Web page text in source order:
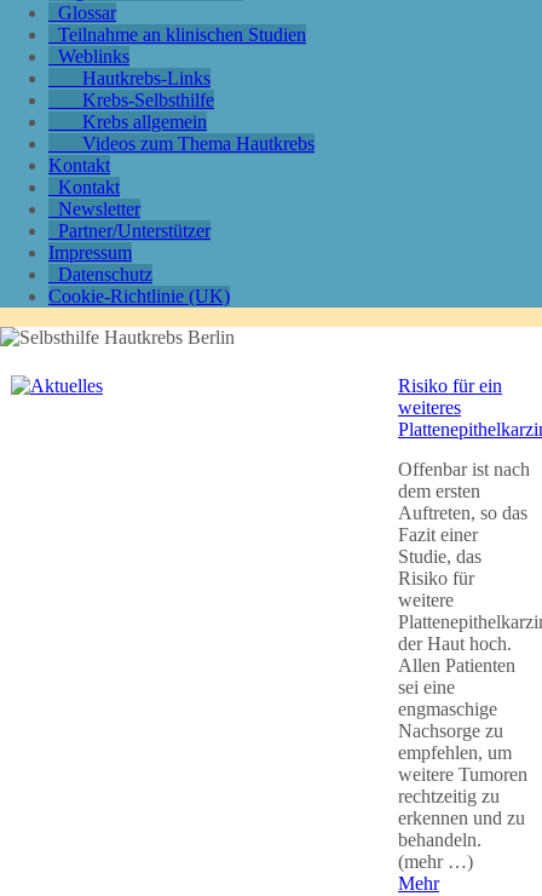
Glossar
Teilnahme an klinischen Studien
Weblinks
Hautkrebs-Links
Krebs-Selbsthilfe
Krebs allgemein
Videos zum Thema Hautkrebs
Kontakt
Kontakt
Newsletter
Partner/Unterstützer
Impressum
Datenschutz
Cookie-Richtlinie (UK)
Risiko für ein
weiteres
Offenbar ist nach
dem ersten
Auftreten, so das
Fazit einer
Studie, das
Risiko für
weitere
der Haut hoch.
Allen Patienten
sei eine
engmaschige
Nachsorge zu
empfehlen, um
weitere Tumoren
rechtzeitig zu
erkennen und zu
behandeln.
(mehr …)
Mehr